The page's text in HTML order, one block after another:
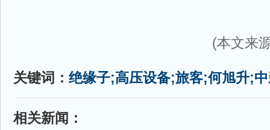
(本文来
关键词：绝缘子;高压设备;旅客;何旭升;
相关新闻：